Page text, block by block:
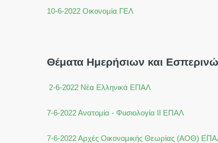
10-6-2022 Οικονομία ΓΕΛ
Θέματα Ημερήσιων και
2-6-2022 Νέα Ελληνικά ΕΠΑΛ
7-6-2022 Ανατομία - Φυσιολογία ΙΙ ΕΠΑΛ
7-6-2022 Αρχές Οικονομικής Θεωρίας (ΑΟΘ)